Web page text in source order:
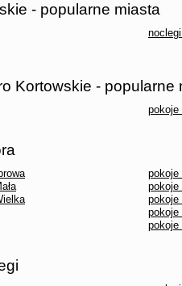
- popularne miasta
Kortowskie - popularne
pokoje
pokoje
pokoje
pokoje
pokoje
pokoje